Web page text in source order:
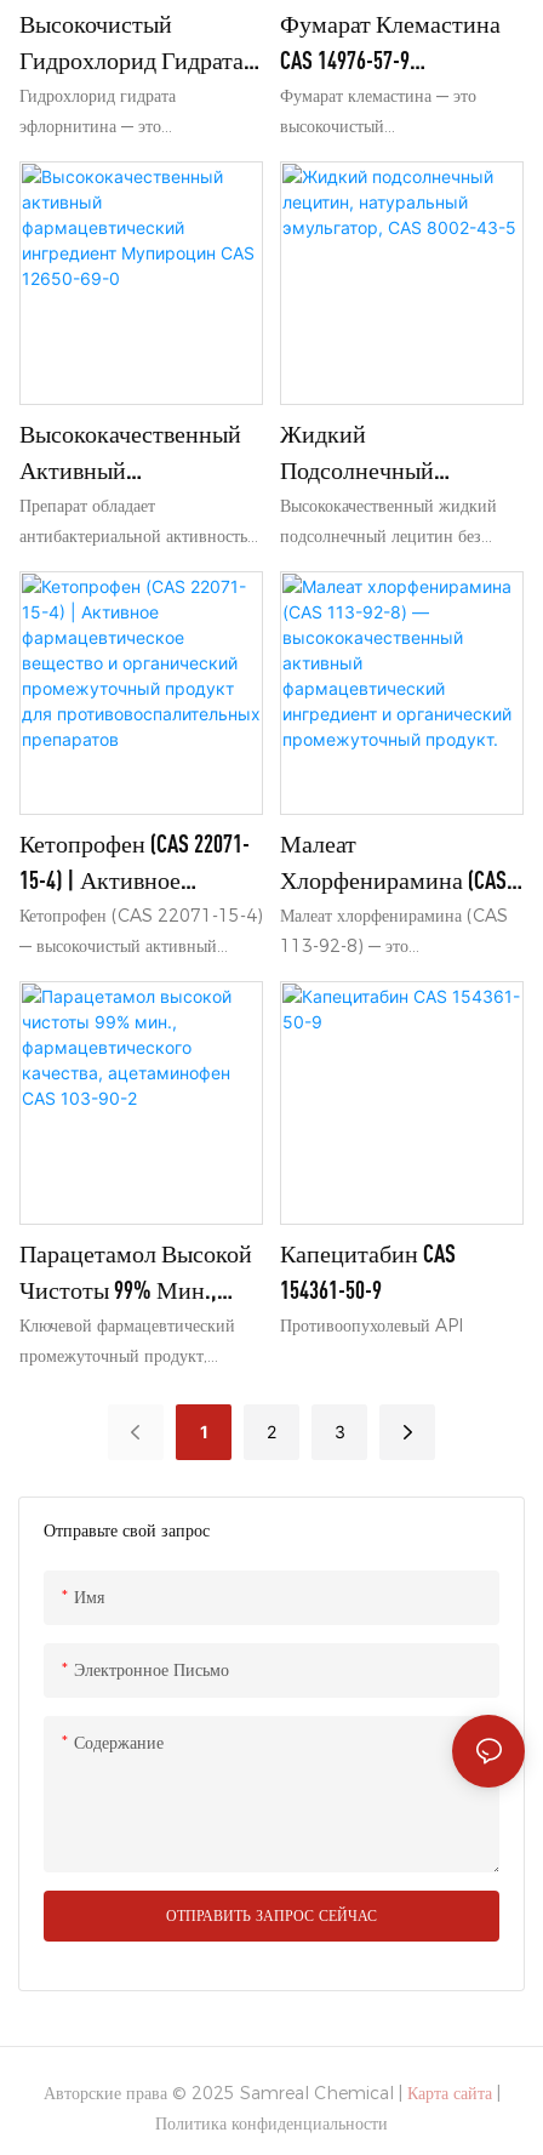
Отправьте свой запрос
Имя
Электронное Письмо
Содержание
ОТПРАВИТЬ ЗАПРОС СЕЙЧАС
Высокочистый
Гидрохлорид Гидрата
Эфлорнитина CAS 96020-
91-6
Гидрохлорид гидрата
эфлорнитина — это
высококачественный
фармацевтический
промежуточный продукт с
номером CAS 96020-91-6,
широко применяемый в синтезе
Фумарат Клемастина
CAS 14976-57-9
Высокочистый
Фармацевтический
Органический
Промежуточный
Продукт
Фумарат клемастина — это
высокочистый
фармацевтический
промежуточный продукт для
производства антигистаминных
стабильными химическими
свойствами и надежным
качеством, и мы поддерживаем
морские перевозки для крупных
Высококачественный
Активный
Фармацевтический
Ингредиент
Мупироцин CAS 12650-
69-0
Препарат обладает
антибактериальной активностью
в отношении
грамположительных кокков,
таких как стафилококки и
стрептококки, и показан при
бактериальных инфекциях кожи,
включая импетиго, фурункулез и
др.
Жидкий
Подсолнечный
Лецитин, Натуральный
Эмульгатор, CAS 8002-43-
5
Высококачественный жидкий
подсолнечный лецитин без
ГМО. Эмульгатор и носитель
питательных веществ с «чистым
составом» для пищевых
продуктов, пищевых добавок,
фармацевтической и
косметической
промышленности.
Кетопрофен (CAS 22071-
15-4) | Активное
Фармацевтическое
Вещество И
Органический
Промежуточный
Продукт Для
Противовоспалительн
Кетопрофен (CAS 22071-15-4)
— высокочистый активный
фармацевтический ингредиент и
органический промежуточный
продукт, широко используемый
в качестве нестероидного
противовоспалительного
препаратах. Мы поставляем
продукцию надежного качества,
поддерживая стабильные
производителями и
предоставляя профессиональные
Малеат
Хлорфенирамина (CAS
113-92-8) —
Высококачественный
Активный
Фармацевтический
Малеат хлорфенирамина (CAS
113-92-8) — это
высококачественное активное
фармацевтическое вещество и
Парацетамол Высокой
Чистоты 99% Мин.,
Фармацевтического
Качества,
Ацетаминофен CAS 103-
Ключевой фармацевтический
промежуточный продукт,
Капецитабин CAS
154361-50-9
Противоопухолевый API
1 2 3
Авторские права © 2025 Samreal Chemical | Карта сайта|
Политика конфиденциальности